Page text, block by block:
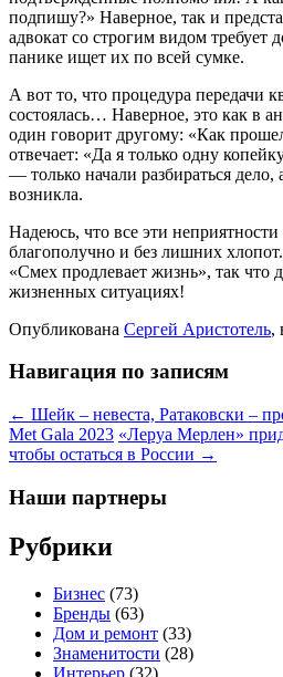
подпишу?» Наверное, так и
адвокат со строгим видом требует
панике ищет их по всей сумке.
А вот то, что процедура передачи
состоялась… Наверное, это как в
один говорит другому: «Как
отвечает: «Да я только одну
— только начали разбираться дело,
возникла.
Надеюсь, что все эти
благополучно и без лишних
«Смех продлевает жизнь», так
жизненных ситуациях!
Опубликована Сергей Аристотель,
Навигация по записям
← Шейк – невеста, Ратаковски –
Met Gala 2023 «Леруа Мерлен»
чтобы остаться в России →
Наши партнеры
Рубрики
Бизнес (73)
Бренды (63)
Дом и ремонт (33)
Знаменитости (28)
Интерьер (32)